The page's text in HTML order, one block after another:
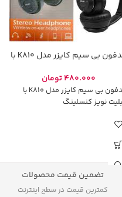
هدفون بی سیم کایزر مدل K810 با
480.000تومان
هدفون بی سیم کایزر مدل K810 با
نویز کنسلینگ
تضمین قیمت محصولات
کمترین قیمت در سطح اینترنت